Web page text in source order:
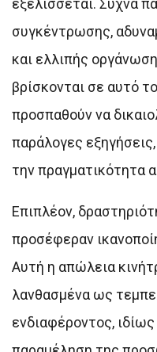
συγκέντρωσης,
και ελλιπής
βρίσκονται σε αυτό
προσπαθούν να
παράλογες
την πραγματικότητα
Επιπλέον,
προσέφεραν
Αυτή η απώλεια
λανθασμένα ως
ενδιαφέροντος,